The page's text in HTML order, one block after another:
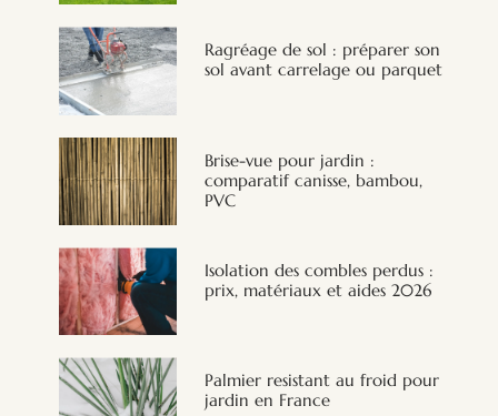
Ragréage de sol : préparer son
sol avant carrelage ou parquet
Brise-vue pour jardin :
comparatif canisse, bambou,
PVC
Isolation des combles perdus :
prix, matériaux et aides 2026
Palmier resistant au froid pour
jardin en France